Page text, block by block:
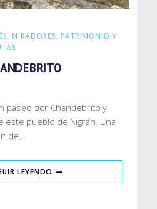
, MIRADORES, PATRIMONIO Y
paseo por Chandebrito y
este pueblo de Nigrán. Una
de…
LEYENDO